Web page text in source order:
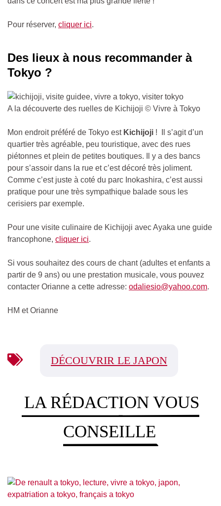
Pour réserver, cliquer ici.
Des lieux à nous recommander à
Tokyo ?
A la découverte des ruelles de Kichijoji © Vivre à Tokyo
Mon endroit préféré de Tokyo est Kichijoji ! Il s’agit d’un
quartier très agréable, peu touristique, avec des rues
piétonnes et plein de petites boutiques. Il y a des bancs
pour s’assoir dans la rue et c’est décoré très joliment.
Comme c’est juste à coté du parc Inokashira, c’est aussi
pratique pour une très sympathique balade sous les
cerisiers par exemple.
Pour une visite culinaire de Kichijoji avec Ayaka une guide
francophone, cliquer ici.
Si vous souhaitez des cours de chant (adultes et enfants a
partir de 9 ans) ou une prestation musicale, vous pouvez
contacter Orianne a cette adresse: odaliesio@yahoo.com.
HM et Orianne
DÉCOUVRIR LE JAPON
LA RÉDACTION VOUS
CONSEILLE